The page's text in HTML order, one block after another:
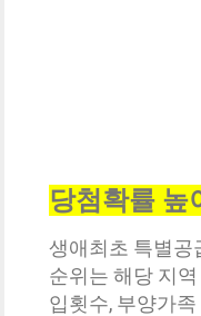
당첨확률 높
생애최초 특별공
순위는 해당 지
입횟수, 부양가